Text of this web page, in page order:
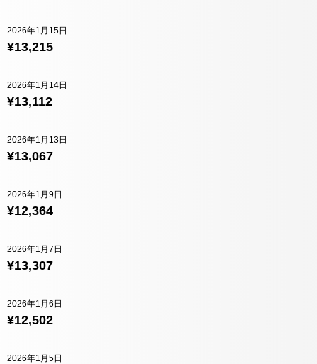
¥13,215
2026年1月15日
¥13,112
2026年1月14日
¥13,067
2026年1月13日
¥12,364
2026年1月9日
¥13,307
2026年1月7日
¥12,502
2026年1月6日
2026年1月5日